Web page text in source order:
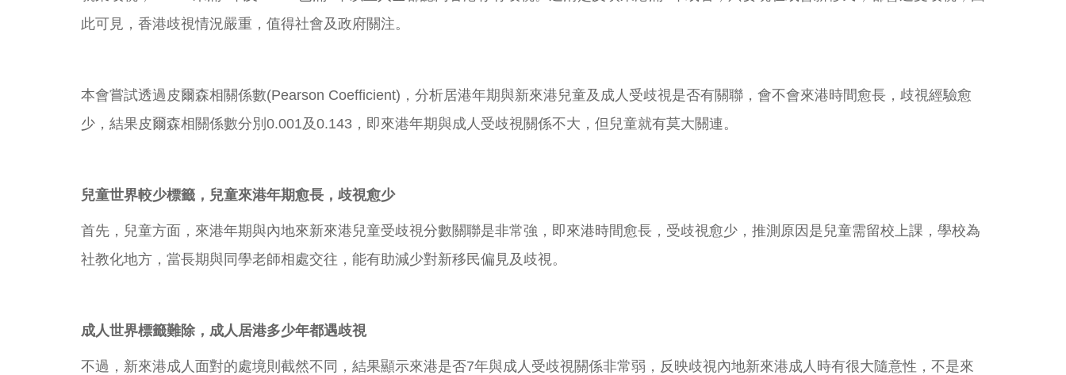
此可見，香港歧視情況嚴重，值得社會及政府關注。
本會嘗試透過皮爾森相關係數(Pearson Coefficient)，分析居港年期與新來港兒童及成人受歧視是否有關聯，會不會來港時間愈長，歧視經驗愈
少，結果皮爾森相關係數分別0.001及0.143，即來港年期與成人受歧視關係不大，但兒童就有莫大關連。
兒童世界較少標籤，兒童來港年期愈長，歧視愈少
首先，兒童方面，來港年期與內地來新來港兒童受歧視分數關聯是非常強，即來港時間愈長，受歧視愈少，推測原因是兒童需留校上課，學校為
社教化地方，當長期與同學老師相處交往，能有助減少對新移民偏見及歧視。
成人世界標籤難除，成人居港多少年都遇歧視
不過，新來港成人面對的處境則截然不同，結果顯示來港是否7年與成人受歧視關係非常弱，反映歧視內地新來港成人時有很大隨意性，不是來